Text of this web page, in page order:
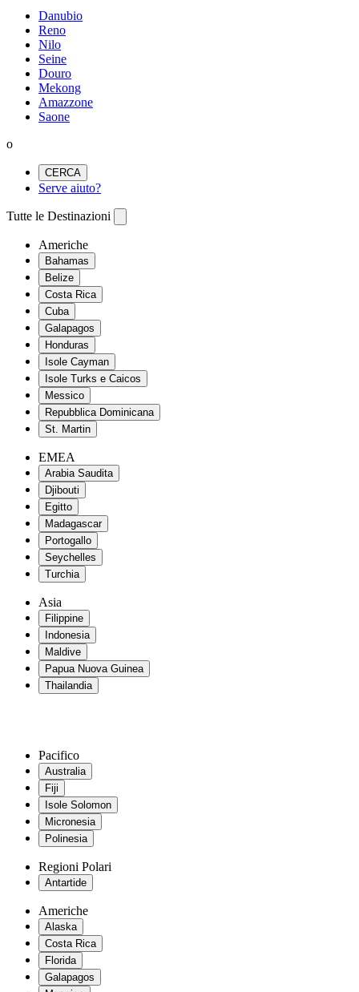
Danubio
Reno
Nilo
Seine
Douro
Mekong
Amazzone
Saone
o
CERCA
Serve aiuto?
Tutte le Destinazioni
Americhe
Bahamas
Belize
Costa Rica
Cuba
Galapagos
Honduras
Isole Cayman
Isole Turks e Caicos
Messico
Repubblica Dominicana
St. Martin
EMEA
Arabia Saudita
Djibouti
Egitto
Madagascar
Portogallo
Seychelles
Turchia
Asia
Filippine
Indonesia
Maldive
Papua Nuova Guinea
Thailandia
Pacifico
Australia
Fiji
Isole Solomon
Micronesia
Polinesia
Regioni Polari
Antartide
Americhe
Alaska
Costa Rica
Florida
Galapagos